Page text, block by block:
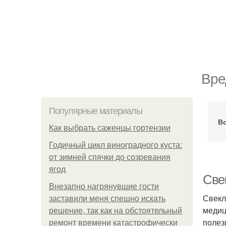
Популярные материалы
Как выбрать саженцы гортензии
Годичный цикл виноградного куста:
от зимней спячки до созревания
ягод
Внезапно нагрянувшие гости
заставили меня спешно искать
решение, так как на обстоятельный
ремонт времени катастрофически